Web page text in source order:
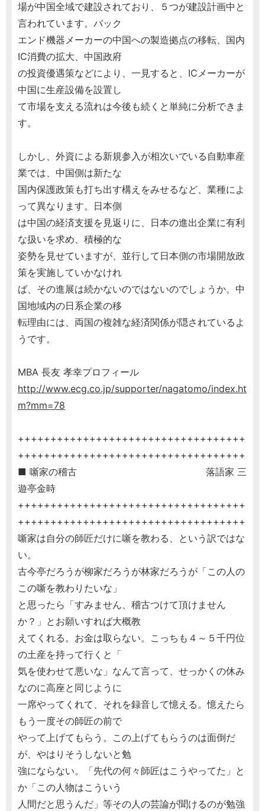
場が中国全域で建設されており、５つが建設計画中と
言われています。バック
エンド機器メーカーの中国への製造拠点の移転、国内
IC消費の拡大、中国政府
の投資優遇策などにより、一見すると、ICメーカーが
中国に生産設備を設置し
て市場を支える流れは今後も続くと単純に分析できま
す。
しかし、外資による新規参入が相次いでいる自動車産
業では、中国側は新たな
国内保護政策も打ち出す構えをみせるなど、業種によ
って異なります。日本側
は中国の経済支援を見返りに、日本の進出企業に有利
な扱いを求め、積極的な
姿勢を見せていますが、並行して日本側の市場開放政
策を実施していかなけれ
ば、その進展は続かないのではないのでしょうか。中
国地域内の日系企業の移
転理由には、両国の複雑な経済関係が隠されているよ
うです。
MBA 長友 孝幸プロフィール
http://www.ecg.co.jp/supporter/nagatomo/index.ht
m?mm=78
+++++++++++++++++++++++++++++++++++
+++++++++++++++++++++++++++++++++++
■ 噺家の稽古 落語家 三
遊亭金時
+++++++++++++++++++++++++++++++++++
+++++++++++++++++++++++++++++++++++
噺家は自分の師匠だけに噺を教わる、という訳ではな
い。
古今亭だろうが柳家だろうが林家だろうが「この人の
この噺を教わりたいな」
と思ったら「すみません、稽古つけて頂けません
か？」とお願いすれば大概教
えてくれる。お金は取らない。こっちも４～５千円位
の土産を持って行くと「
気を使わせて悪いな」なんて言って、せっかくの休み
なのに高座と同じように
一席やってくれて、それを録音して憶える。憶えたら
もう一度その師匠の前で
やって上げてもらう。この上げてもらうのは面倒だ
が、やはりそうしないと勉
強にならない。「先代の何々師匠はこうやってた」と
か「この人物はこういう
人間だと思うんだ」等その人の芸論が聞けるのが勉強